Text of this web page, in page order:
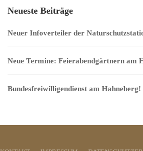
Neueste Beiträge
Neuer Infoverteiler der
Neue Termine: Feierabendgärtnern am
Bundesfreiwilligendienst am Hahneberg!